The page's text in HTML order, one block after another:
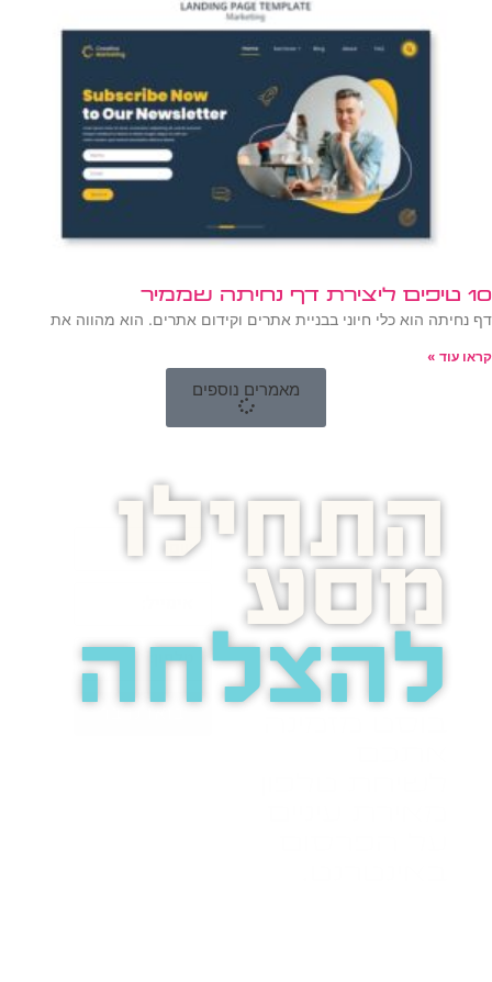
10 טיפים ליצירת דף נחיתה שממיר
דף נחיתה הוא כלי חיוני בבניית אתרים וקידום אתרים. הוא מהווה את
קראו עוד »
מאמרים נוספים
התחילו
מסע
להצלחה
בואו נדבר